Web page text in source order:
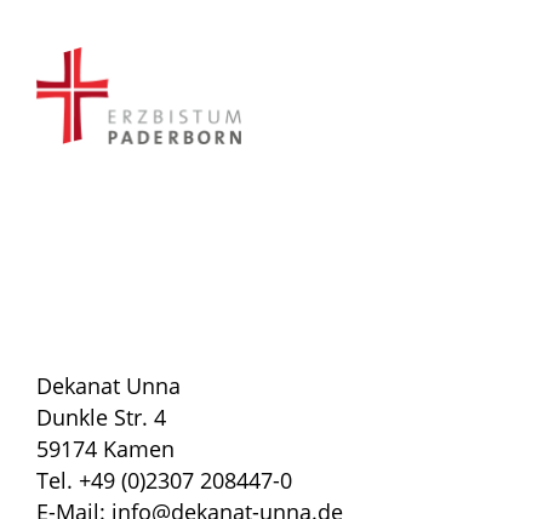
Dekanat Unna
Dunkle Str. 4
59174 Kamen
Tel. +49 (0)2307 208447-0
E-Mail: info@dekanat-unna.de